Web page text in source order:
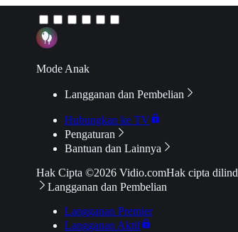
Mode Anak
Langganan dan Pembelian
Hubungkan ke TV
Pengaturan
Bantuan dan Lainnya
Hak Cipta ©2026 Vidio.comHak cipta
Langganan dan Pembelian
Langganan Premier
Langganan Aktif